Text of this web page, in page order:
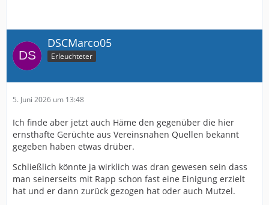
DSCMarco05
Erleuchteter
5. Juni 2026 um 13:48
Ich finde aber jetzt auch Häme den gegenüber die hier
ernsthafte Gerüchte aus Vereinsnahen Quellen bekannt
gegeben haben etwas drüber.
Schließlich könnte ja wirklich was dran gewesen sein dass
man seinerseits mit Rapp schon fast eine Einigung erzielt
hat und er dann zurück gezogen hat oder auch Mutzel.